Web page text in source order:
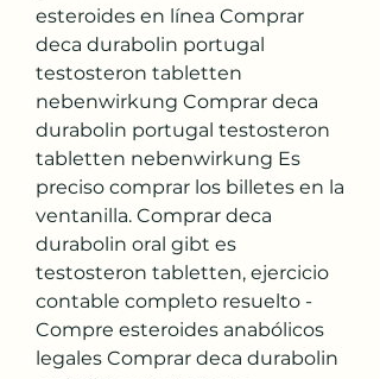
esteroides en línea Comprar
deca durabolin portugal
testosteron tabletten
nebenwirkung Comprar deca
durabolin portugal testosteron
tabletten nebenwirkung Es
preciso comprar los billetes en la
ventanilla. Comprar deca
durabolin oral gibt es
testosteron tabletten, ejercicio
contable completo resuelto -
Compre esteroides anabólicos
legales Comprar deca durabolin